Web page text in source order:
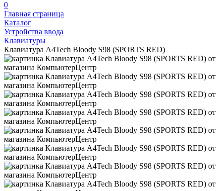
0
Главная страница
Каталог
Устройства ввода
Клавиатуры
Клавиатура A4Tech Bloody S98 (SPORTS RED)